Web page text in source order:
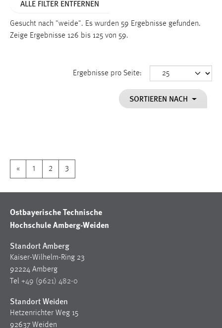
ALLE FILTER ENTFERNEN
Gesucht nach "weide". Es wurden 59 Ergebnisse gefunden.
Zeige Ergebnisse 126 bis 125 von 59.
Ergebnisse pro Seite:
SORTIEREN NACH
« 1 2 3
Ostbayerische Technische
Hochschule Amberg-Weiden
Standort Amberg
Kaiser-Wilhelm-Ring 23
92224 Amberg
Tel +49 (9621) 482-0
Standort Weiden
Hetzenrichter Weg 15
92637 Weiden
Name:
Dieser Cookie speichert die ausgewählten Einverständnis-
Name:
staticfilecache
Zweck:
gespeichert, ob man eingeloggt ist.
Sprachpräferenz
Name:
site-language-preference
Das Cookie speichert die gewählte Sprache der Website.
Cookie Laufzeit: